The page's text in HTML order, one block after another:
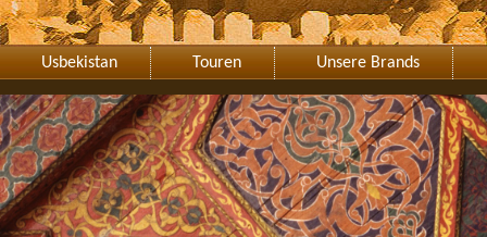
Usbekistan Touren Unsere Brands